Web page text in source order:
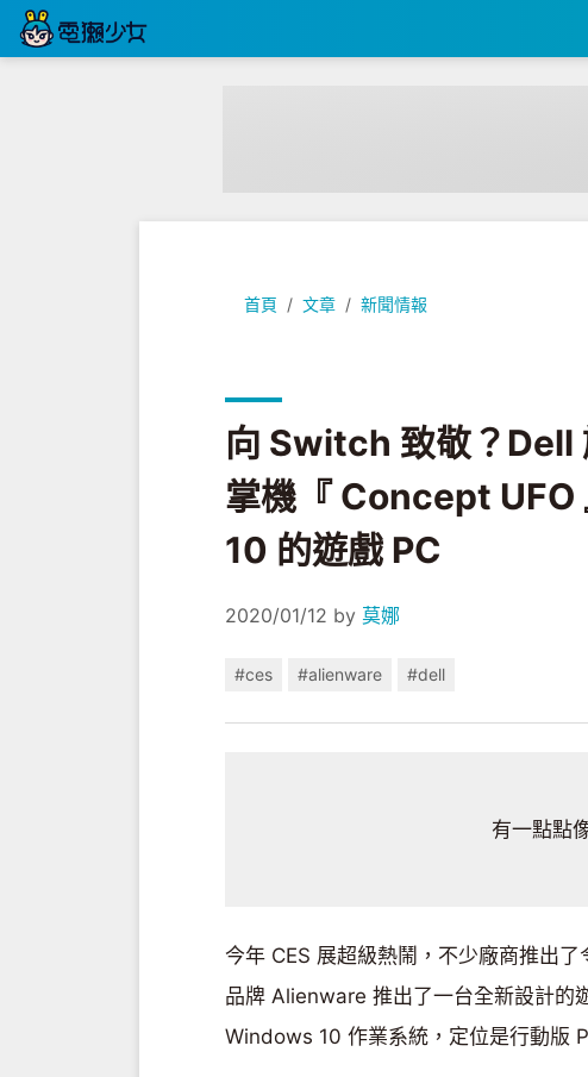
首頁 文章 新聞情報
向 Switch 致敬？Dell 旗下 Alienware 推
向 Switch 致敬？Dell
掌機『 Concept
10 的遊戲 PC
2020/01/12 by 莫娜
#ces #alienware #dell
有一點點
今年 CES 展超級熱鬧，不少廠商推出
品牌 Alienware 推出了一台全新設計的
Windows 10 作業系統，定位是行動版